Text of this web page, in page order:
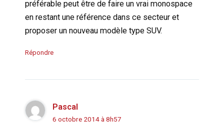
préférable peut être de faire un vrai monospace
en restant une référence dans ce secteur et
proposer un nouveau modèle type SUV.
Répondre
Pascal
6 octobre 2014 à 8h57